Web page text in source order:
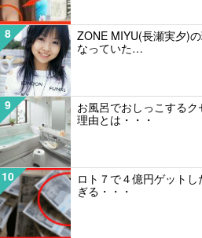
8
ZONE MIYU(長瀬実夕)
なっていた…
9
お風呂でおしっこする
理由とは・・・
10
ロト７で４億円ゲット
ぎる・・・